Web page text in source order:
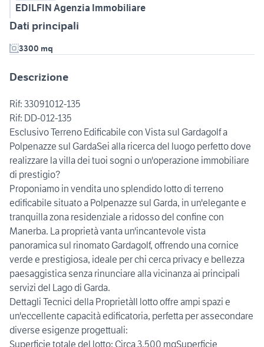
EDILFIN Agenzia Immobiliare
Dati principali
3300 mq
Descrizione
Rif: 33091012-135
Rif: DD-012-135
Esclusivo Terreno Edificabile con Vista sul Gardagolf a
Polpenazze sul GardaSei alla ricerca del luogo perfetto dove
realizzare la villa dei tuoi sogni o un'operazione immobiliare
di prestigio?
Proponiamo in vendita uno splendido lotto di terreno
edificabile situato a Polpenazze sul Garda, in un'elegante e
tranquilla zona residenziale a ridosso del confine con
Manerba. La proprietà vanta un'incantevole vista
panoramica sul rinomato Gardagolf, offrendo una cornice
verde e prestigiosa, ideale per chi cerca privacy e bellezza
paesaggistica senza rinunciare alla vicinanza ai principali
servizi del Lago di Garda.
Dettagli Tecnici della ProprietàIl lotto offre ampi spazi e
un'eccellente capacità edificatoria, perfetta per assecondare
diverse esigenze progettuali:
Superficie totale del lotto: Circa 3.500 mqSuperficie